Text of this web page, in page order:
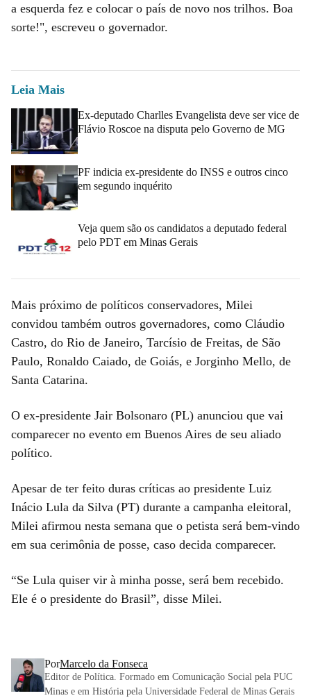
a esquerda fez e colocar o país de novo nos trilhos. Boa
sorte!", escreveu o governador.
Leia Mais
Ex-deputado Charlles Evangelista deve ser vice de
Flávio Roscoe na disputa pelo Governo de MG
PF indicia ex-presidente do INSS e outros cinco
em segundo inquérito
Veja quem são os candidatos a deputado federal
pelo PDT em Minas Gerais
Mais próximo de políticos conservadores, Milei
convidou também outros governadores, como Cláudio
Castro, do Rio de Janeiro, Tarcísio de Freitas, de São
Paulo, Ronaldo Caiado, de Goiás, e Jorginho Mello, de
Santa Catarina.
O ex-presidente Jair Bolsonaro (PL) anunciou que vai
comparecer no evento em Buenos Aires de seu aliado
político.
Apesar de ter feito duras críticas ao presidente Luiz
Inácio Lula da Silva (PT) durante a campanha eleitoral,
Milei afirmou nesta semana que o petista será bem-vindo
em sua cerimônia de posse, caso decida comparecer.
“Se Lula quiser vir à minha posse, será bem recebido.
Ele é o presidente do Brasil”, disse Milei.
PorMarcelo da Fonseca
Editor de Política. Formado em Comunicação Social pela PUC
Minas e em História pela Universidade Federal de Minas Gerais